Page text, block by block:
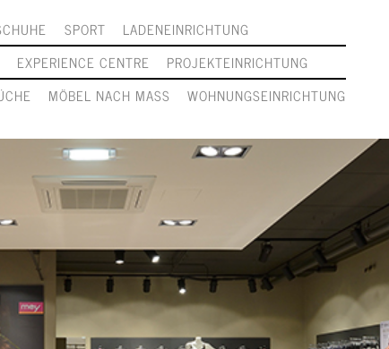
SPORT
LADENEINRICHTUNG
EXPERIENCE CENTRE
PROJEKTEINRICHTUNG
MÖBEL NACH MASS WOHNUNGSEINRICHTUNG